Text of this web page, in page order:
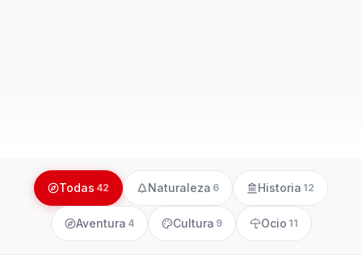
Todas 42 Naturaleza 6 Historia 12
Aventura 4 Cultura 9 Ocio 11